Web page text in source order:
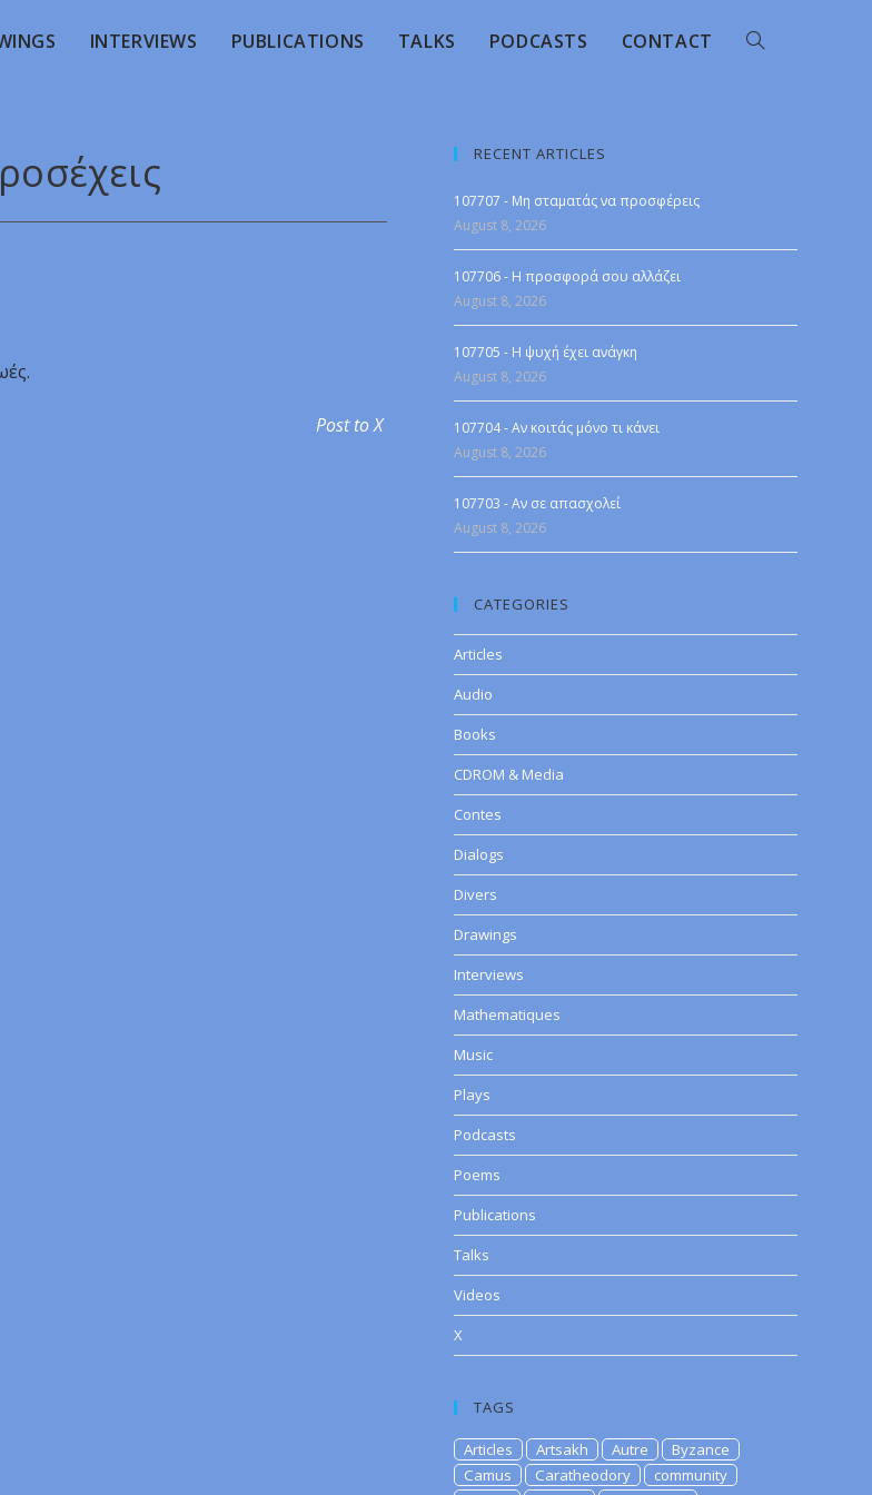
INTERVIEWS PUBLICATIONS TALKS PODCASTS CONTACT
Post to X
RECENT ARTICLES
107707 - Μη σταματάς να προσφέρεις
August 8, 2026
107706 - Η προσφορά σου αλλάζει
August 8, 2026
107705 - Η ψυχή έχει ανάγκη
August 8, 2026
107704 - Αν κοιτάς μόνο τι κάνει
August 8, 2026
107703 - Αν σε απασχολεί
August 8, 2026
CATEGORIES
Articles
Audio
Books
CDROM & Media
Contes
Dialogs
Divers
Drawings
Interviews
Mathematiques
Music
Plays
Podcasts
Poems
Publications
Talks
Videos
X
TAGS
Articles Artsakh Autre
Byzance
Camus
Caratheodory
community